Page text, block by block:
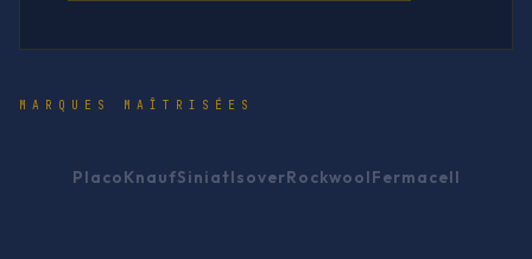
MARQUES MAÎTRISÉES
PlacoKnaufSiniatIsoverRockwoolFermacell